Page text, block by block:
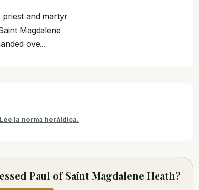
priest and martyr
Magdalene
ove...
Lee la norma heráldica.
Paul of Saint Magdalene Heath?